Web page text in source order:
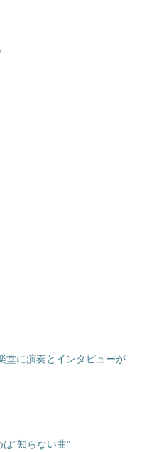
堂に演奏とインタビューが
”知らない曲”